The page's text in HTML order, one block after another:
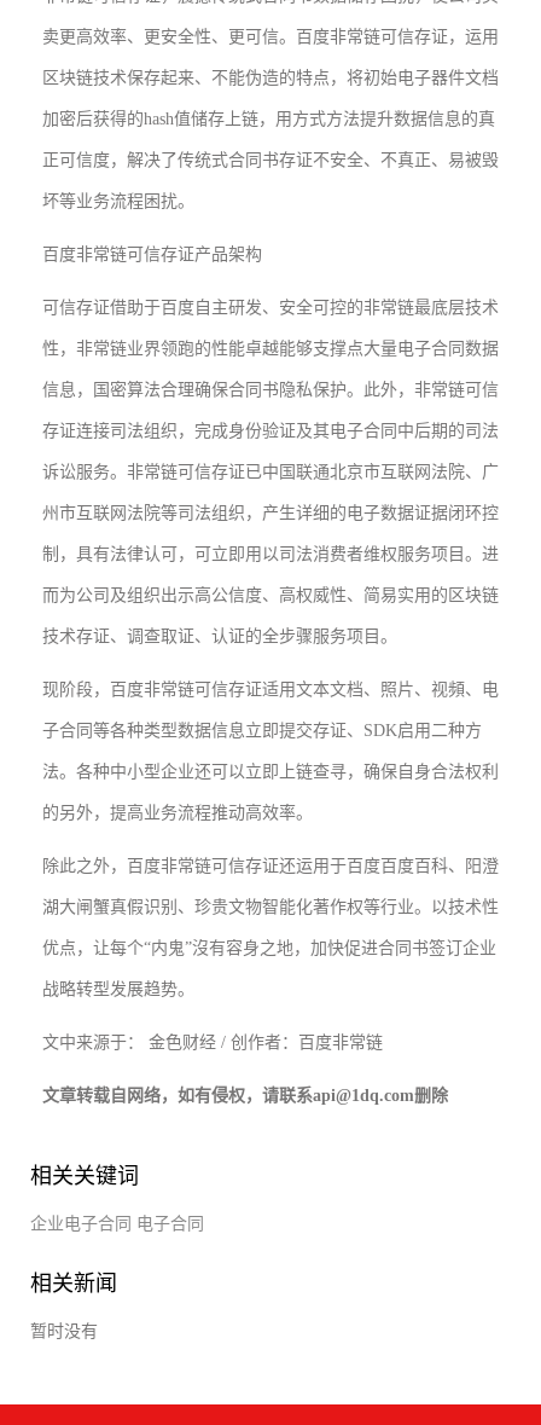
卖更高效率、更安全性、更可信。百度非常链可信存证，运用
区块链技术保存起来、不能伪造的特点，将初始电子器件文档
加密后获得的hash值储存上链，用方式方法提升数据信息的真
正可信度，解决了传统式合同书存证不安全、不真正、易被毁
坏等业务流程困扰。
百度非常链可信存证产品架构
可信存证借助于百度自主研发、安全可控的非常链最底层技术
性，非常链业界领跑的性能卓越能够支撑点大量电子合同数据
信息，国密算法合理确保合同书隐私保护。此外，非常链可信
存证连接司法组织，完成身份验证及其电子合同中后期的司法
诉讼服务。非常链可信存证已中国联通北京市互联网法院、广
州市互联网法院等司法组织，产生详细的电子数据证据闭环控
制，具有法律认可，可立即用以司法消费者维权服务项目。进
而为公司及组织出示高公信度、高权威性、简易实用的区块链
技术存证、调查取证、认证的全步骤服务项目。
现阶段，百度非常链可信存证适用文本文档、照片、视頻、电
子合同等各种类型数据信息立即提交存证、SDK启用二种方
法。各种中小型企业还可以立即上链查寻，确保自身合法权利
的另外，提高业务流程推动高效率。
除此之外，百度非常链可信存证还运用于百度百度百科、阳澄
湖大闸蟹真假识别、珍贵文物智能化著作权等行业。以技术性
优点，让每个“内鬼”沒有容身之地，加快促进合同书签订企业
战略转型发展趋势。
文中来源于： 金色财经 / 创作者：百度非常链
文章转载自网络，如有侵权，请联系api@1dq.com删除
相关关键词
企业电子合同 电子合同
相关新闻
暂时没有